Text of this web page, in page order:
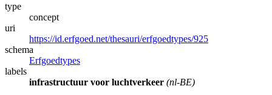
type
concept
uri
https://id.erfgoed.net/thesauri/erfgoedtypes/925
schema
Erfgoedtypes
labels
infrastructuur voor luchtverkeer (nl-BE)